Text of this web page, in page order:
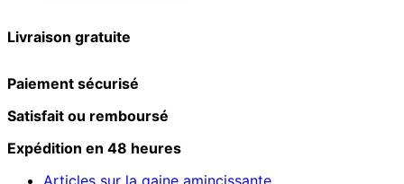
Livraison gratuite
Paiement sécurisé
Satisfait ou remboursé
Expédition en 48 heures
Articles sur la gaine amincissante